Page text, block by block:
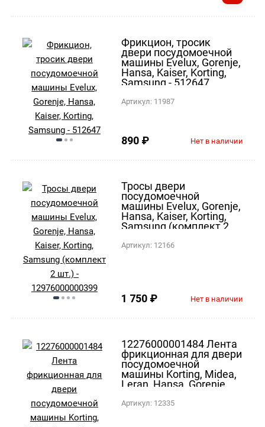
Фрикцион, тросик
двери посудомоечной
машины Evelux, Gorenje,
Hansa, Kaiser, Korting,
Samsung - 512647
Артикул: 11987
890 ₽ Нет в наличии
Тросы двери
посудомоечной
машины Evelux, Gorenje,
Hansa, Kaiser, Korting,
Samsung (комплект 2
Артикул: 12166
1 750 ₽ Нет в наличии
12276000001484 Лента
фрикционная для двери
посудомоечной
машины Korting, Midea,
Leran, Hansa, Gorenje,
шт.)
Артикул: 12335